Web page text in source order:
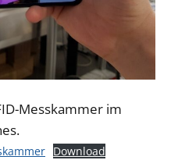
Messkammer im
Download